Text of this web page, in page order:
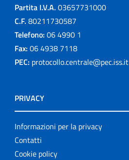
Partita I.V.A. 03657731000
C.F. 80211730587
Telefono: 06 4990 1
Fax: 06 4938 7118
PEC: protocollo.centrale@pec.iss.it
PRIVACY
Informazioni per la privacy
Contatti
Cookie policy